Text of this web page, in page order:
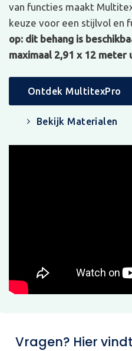
van functies maakt
keuze voor een stijlvol en
op: dit behang is
maximaal 2,91 x 12 meter
Ontdek MultitexPro
Bekijk Materialen
Vragen? Hier